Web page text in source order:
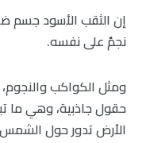
إن الثقب الأسود جسم
نجمٌ على نفسه.
ومثل الكواكب
حقول جاذبية، وهي ما
الأرض تدور حول